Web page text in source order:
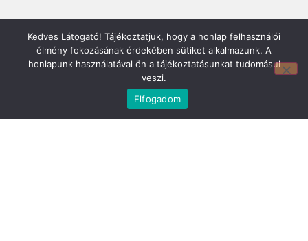
Mirland Lakberendezési Áruház:
7100 Szekszárd, Fáy András u. 29
H-P 9-17:30 Sz: 9-12
Kedves Látogató! Tájékoztatjuk, hogy a honlap felhasználói
élmény fokozásának érdekében sütiket alkalmazunk. A
honlapunk használatával ön a tájékoztatásunkat tudomásul
veszi.
Elfogadom